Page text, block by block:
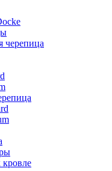
черепица